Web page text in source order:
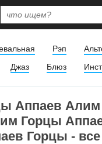
Рэп
Джаз Блюз
Аппаев
Горцы
Горцы - все